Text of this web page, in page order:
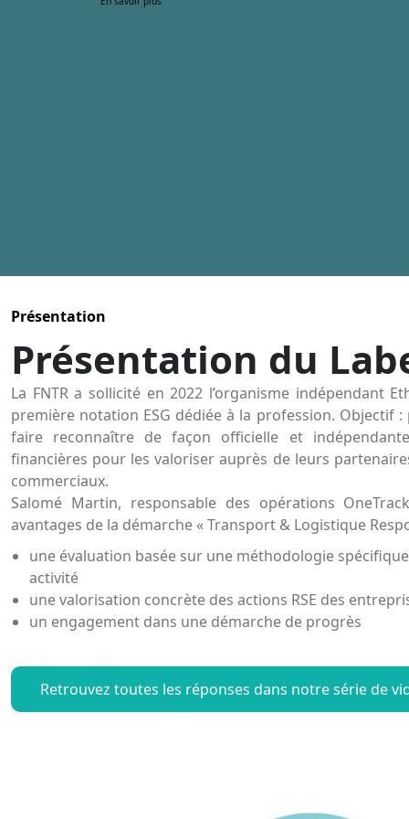
Présentation
Présentation du
La FNTR a sollicité en 2022 l’organisme indépendant
première notation ESG dédiée à la profession. Objectif
faire reconnaître de façon officielle et
financières pour les valoriser auprès de leurs
commerciaux.
Salomé Martin, responsable des opérations
avantages de la démarche « Transport & Logistique
une évaluation basée sur une méthodologie
activité
une valorisation concrète des actions RSE des
un engagement dans une démarche de progrès
Retrouvez toutes les réponses dans notre série de